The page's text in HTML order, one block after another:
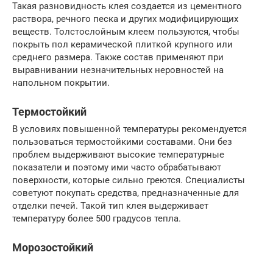
Такая разновидность клея создается из цементного
раствора, речного песка и других модифицирующих
веществ. Толстослойным клеем пользуются, чтобы
покрыть пол керамической плиткой крупного или
среднего размера. Также состав применяют при
выравнивании незначительных неровностей на
напольном покрытии.
Термостойкий
В условиях повышенной температуры рекомендуется
пользоваться термостойкими составами. Они без
проблем выдерживают высокие температурные
показатели и поэтому ими часто обрабатывают
поверхности, которые сильно греются. Специалисты
советуют покупать средства, предназначенные для
отделки печей. Такой тип клея выдерживает
температуру более 500 градусов тепла.
Морозостойкий